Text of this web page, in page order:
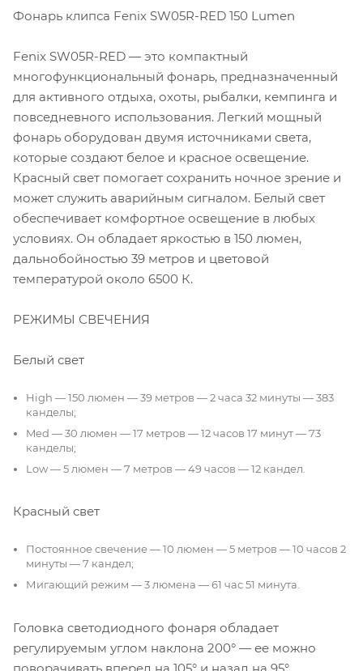
Фонарь клипса Fenix SW05R-RED 150 Lumen
Fenix SW05R-RED — это компактный
многофункциональный фонарь, предназначенный
для активного отдыха, охоты, рыбалки, кемпинга и
повседневного использования. Легкий мощный
фонарь оборудован двумя источниками света,
которые создают белое и красное освещение.
Красный свет помогает сохранить ночное зрение и
может служить аварийным сигналом. Белый свет
обеспечивает комфортное освещение в любых
условиях. Он обладает яркостью в 150 люмен,
дальнобойностью 39 метров и цветовой
температурой около 6500 К.
РЕЖИМЫ СВЕЧЕНИЯ
Белый свет
High — 150 люмен — 39 метров — 2 часа 32 минуты — 383
канделы;
Med — 30 люмен — 17 метров — 12 часов 17 минут — 73
канделы;
Low — 5 люмен — 7 метров — 49 часов — 12 кандел.
Красный свет
Постоянное свечение — 10 люмен — 5 метров — 10 часов 2
минуты — 7 кандел;
Мигающий режим — 3 люмена — 61 час 51 минута.
Головка светодиодного фонаря обладает
регулируемым углом наклона 200° — ее можно